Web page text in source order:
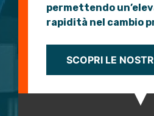
permettendo
rapidità nel cambio
SCOPRI LE